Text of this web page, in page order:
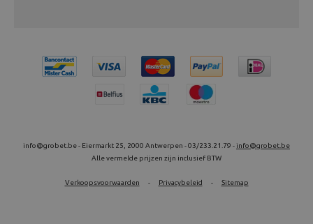
info@grobet.be - Eiermarkt 25, 2000 Antwerpen - 03/233.21.79 - info@grobet.be
Alle vermelde prijzen zijn inclusief BTW
Verkoopsvoorwaarden - Privacybeleid - Sitemap